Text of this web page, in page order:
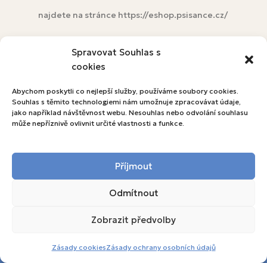
Spravovat Souhlas s
cookies
Abychom poskytli co nejlepší služby, používáme soubory cookies.
Souhlas s těmito technologiemi nám umožnuje zpracovávat údaje,
jako například návštěvnost webu. Nesouhlas nebo odvolání souhlasu
může nepříznivě ovlivnit určité vlastnosti a funkce.
Příjmout
Odmítnout
Zobrazit předvolby
Zásady cookiesZásady ochrany osobních údajů
účely. Objednávky nebudou vyřízeny.
najdete na stránce https://eshop.psisance.cz/